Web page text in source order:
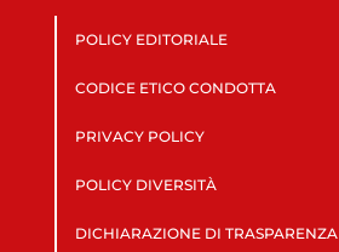
POLICY EDITORIALE
CODICE ETICO CONDOTTA
PRIVACY POLICY
POLICY DIVERSITÀ
DICHIARAZIONE DI TRASPARENZA